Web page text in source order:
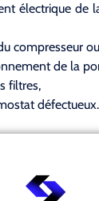
électrique de
compresseur
de la
filtres,
défectueux.